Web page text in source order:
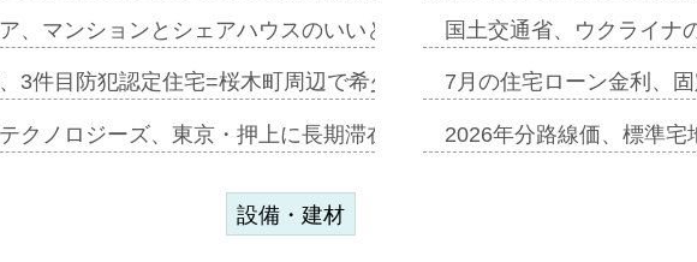
、マンションとシェアハウスのいいとこどりのコリビング…
3件目防犯認定住宅=桜木町周辺で希少価値のある2階建…
クノロジーズ、東京・押上に長期滞在型ホテル第1弾が開…
国土交通省、ウクライ
7月の住宅ローン金利、
2026年分路線価、標準
設備・建材